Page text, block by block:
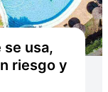
usa,
riesgo y